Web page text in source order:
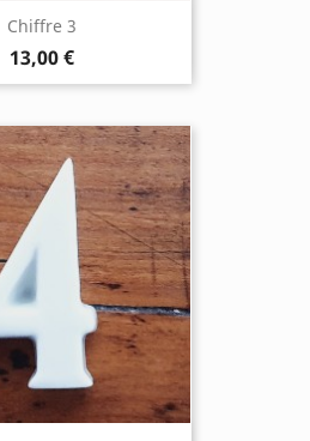
Chiffre 3
13,00 €